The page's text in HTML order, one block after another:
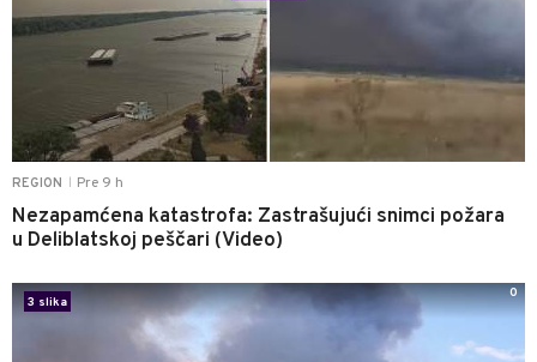
REGION Pre 9 h
Nezapamćena katastrofa: Zastrašujući snimci požara
u Deliblatskoj peščari (Video)
3 slika
0